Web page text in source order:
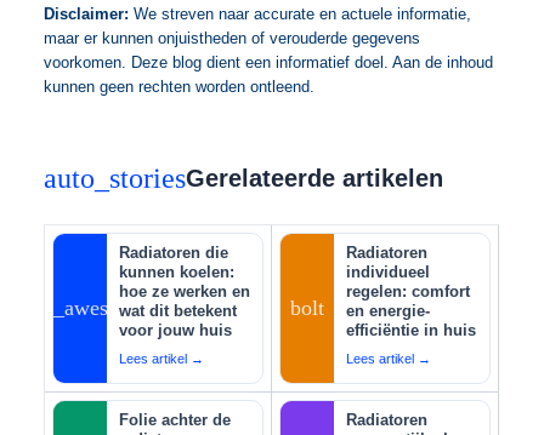
Disclaimer: We streven naar accurate en actuele informatie,
maar er kunnen onjuistheden of verouderde gegevens
voorkomen. Deze blog dient een informatief doel. Aan de inhoud
kunnen geen rechten worden ontleend.
auto_storiesGerelateerde artikelen
auto_awesome
Radiatoren die
kunnen koelen:
hoe ze werken en
wat dit betekent
voor jouw huis
Lees artikel →
bolt
Radiatoren
individueel
regelen: comfort
en energie-
efficiëntie in huis
Lees artikel →
Folie achter de
Radiatoren